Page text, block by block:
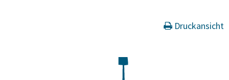
Druckansicht